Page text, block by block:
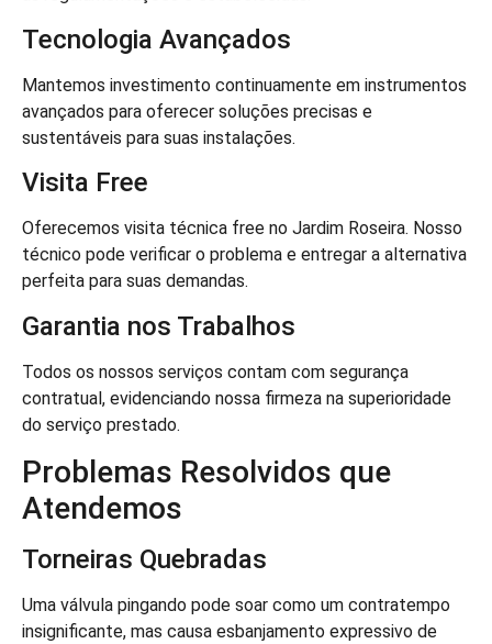
Tecnologia Avançados
Mantemos investimento continuamente em instrumentos
avançados para oferecer soluções precisas e
sustentáveis para suas instalações.
Visita Free
Oferecemos visita técnica free no Jardim Roseira. Nosso
técnico pode verificar o problema e entregar a alternativa
perfeita para suas demandas.
Garantia nos Trabalhos
Todos os nossos serviços contam com segurança
contratual, evidenciando nossa firmeza na superioridade
do serviço prestado.
Problemas Resolvidos que
Atendemos
Torneiras Quebradas
Uma válvula pingando pode soar como um contratempo
insignificante, mas causa esbanjamento expressivo de